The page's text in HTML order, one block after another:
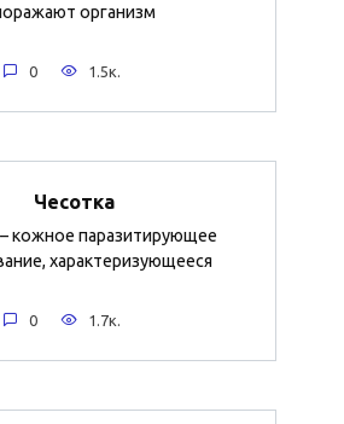
организм
0 1.5к.
Чесотка
кожное паразитирующее
характеризующееся
0 1.7к.